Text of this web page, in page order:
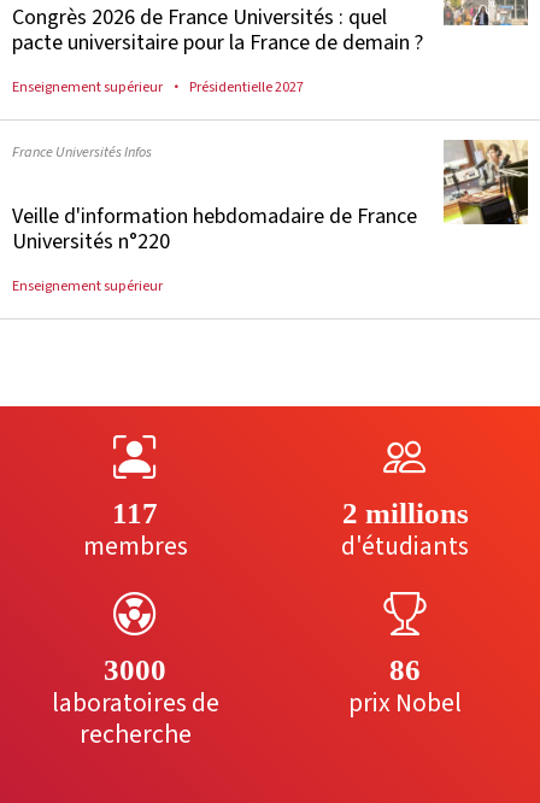
Congrès 2026 de France Universités : quel
pacte universitaire pour la France de demain ?
Enseignement supérieur Présidentielle 2027
France Universités Infos
Veille d'information hebdomadaire de France
Universités n°220
Enseignement supérieur
117
membres
2 millions
d'étudiants
3000
laboratoires de
recherche
86
prix Nobel